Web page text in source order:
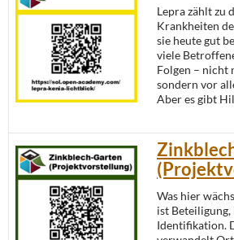
Lepra zählt zu
Krankheiten
sie heute gut
viele
Folgen – nicht
sondern vor
Aber es gibt
Was hier
ist
Identifikation.